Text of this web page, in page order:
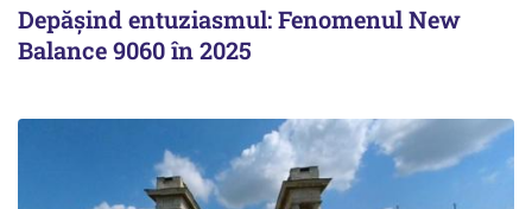
Depășind entuziasmul: Fenomenul New
Balance 9060 în 2025